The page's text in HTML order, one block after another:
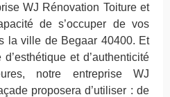
WJ Rénovation Toiture et
de s’occuper de vos
la ville de Begaar 40400. Et
et d’authenticité
notre entreprise WJ
proposera d’utiliser : de